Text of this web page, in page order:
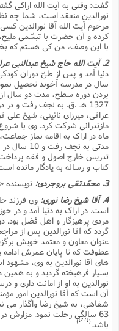
گفت: وقتى به آیت الله اراکى
نورالدین منعقد است، شما چه
مرحوم آیت الله آقا نورالدین
کرده و آن حضرت با تبسّمى
با این وصف، من کى هستم که
2. آیت الله حاج شیخ عبدالنبى عراقى
دنیا آمد و پس از طىّ دوران
سال در مدرسه آخوند تحصیل
بردن دوره سطح، مدت دو سال از
1327 هـ .ق. به نجف رفت و
عراقى، میرزاى نائینى، شیخ
ماه در اراک به اقامه نماز
مدتى به
کتاب و رساله به یادگار مانده
3. محمّدتقى بروجردى:
نویسنده
4. آقا شیخ رضا نورى:
وى فرزند
است. در اراک به دنیا آمد و در
مردى پرهیزگار و اهل فضل بود.
گردد که آقا نورالدین پس از
عنوان معاون و معتمد خویش
عطوفت که تا پایان عمرش ادامه
هاى آقا نورالدین به وى،
بسیار فرهیخته گردید و به همین
نورالدین به او از امانت دارى و
آن است که آقا نورالدین امور
63 سالگى رحلت نمود. مزارش
باشد. [27]
)